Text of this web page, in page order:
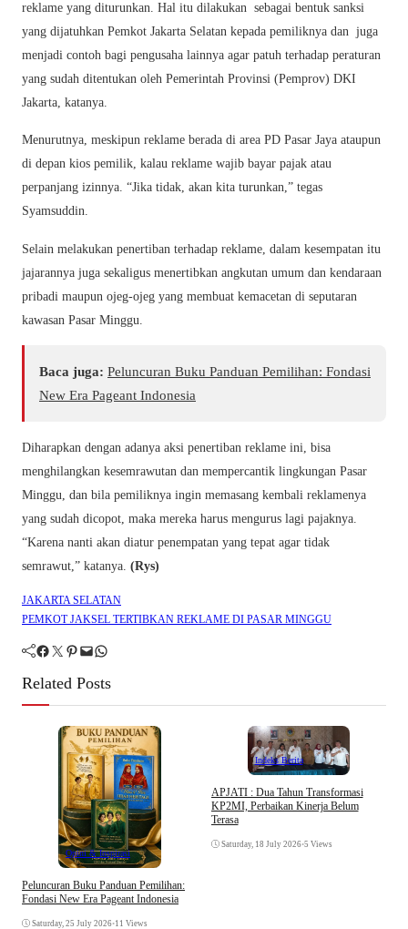
reklame yang diturunkan. Hal itu dilakukan sebagai bentuk sanksi
yang dijatuhkan Pemkot Jakarta Selatan kepada pemiliknya dan juga
menjadi contoh bagi pengusaha lainnya agar patuh terhadap peraturan
yang sudah ditentukan oleh Pemerintah Provinsi (Pemprov) DKI
Jakarta, katanya.
Menurutnya, meskipun reklame berada di area PD Pasar Jaya ataupun
di depan kios pemilik, kalau reklame wajib bayar pajak atau
perpanjang izinnya. “Jika tidak, akan kita turunkan,” tegas
Syamsuddin.
Selain melakukan penertiban terhadap reklame, dalam kesempatan itu
jajarannya juga sekaligus menertibkan angkutan umum dan kendaraan
pribadi maupun ojeg-ojeg yang membuat kemacetan di seputaran
kawasan Pasar Minggu.
Baca juga: Peluncuran Buku Panduan Pemilihan: Fondasi
New Era Pageant Indonesia
Diharapkan dengan adanya aksi penertiban reklame ini, bisa
menghilangkan kesemrawutan dan mempercantik lingkungan Pasar
Minggu, dan bila pemiliknya ingin memasang kembali reklamenya
yang sudah dicopot, maka mereka harus mengurus lagi pajaknya.
“Karena nanti akan diatur penempatan yang tepat agar tidak
semrawut,” katanya. (Rys)
JAKARTA SELATAN
PEMKOT JAKSEL TERTIBKAN REKLAME DI PASAR MINGGU
Facebook Twitter Pinterest Mail WhatsApp
Related Posts
Opini & Inspirasi
Peluncuran Buku Panduan Pemilihan:
Fondasi New Era Pageant Indonesia
Saturday, 25 July 2026•11 Views
Indeks Berita
APJATI : Dua Tahun Transformasi
KP2MI, Perbaikan Kinerja Belum
Terasa
Saturday, 18 July 2026•5 Views